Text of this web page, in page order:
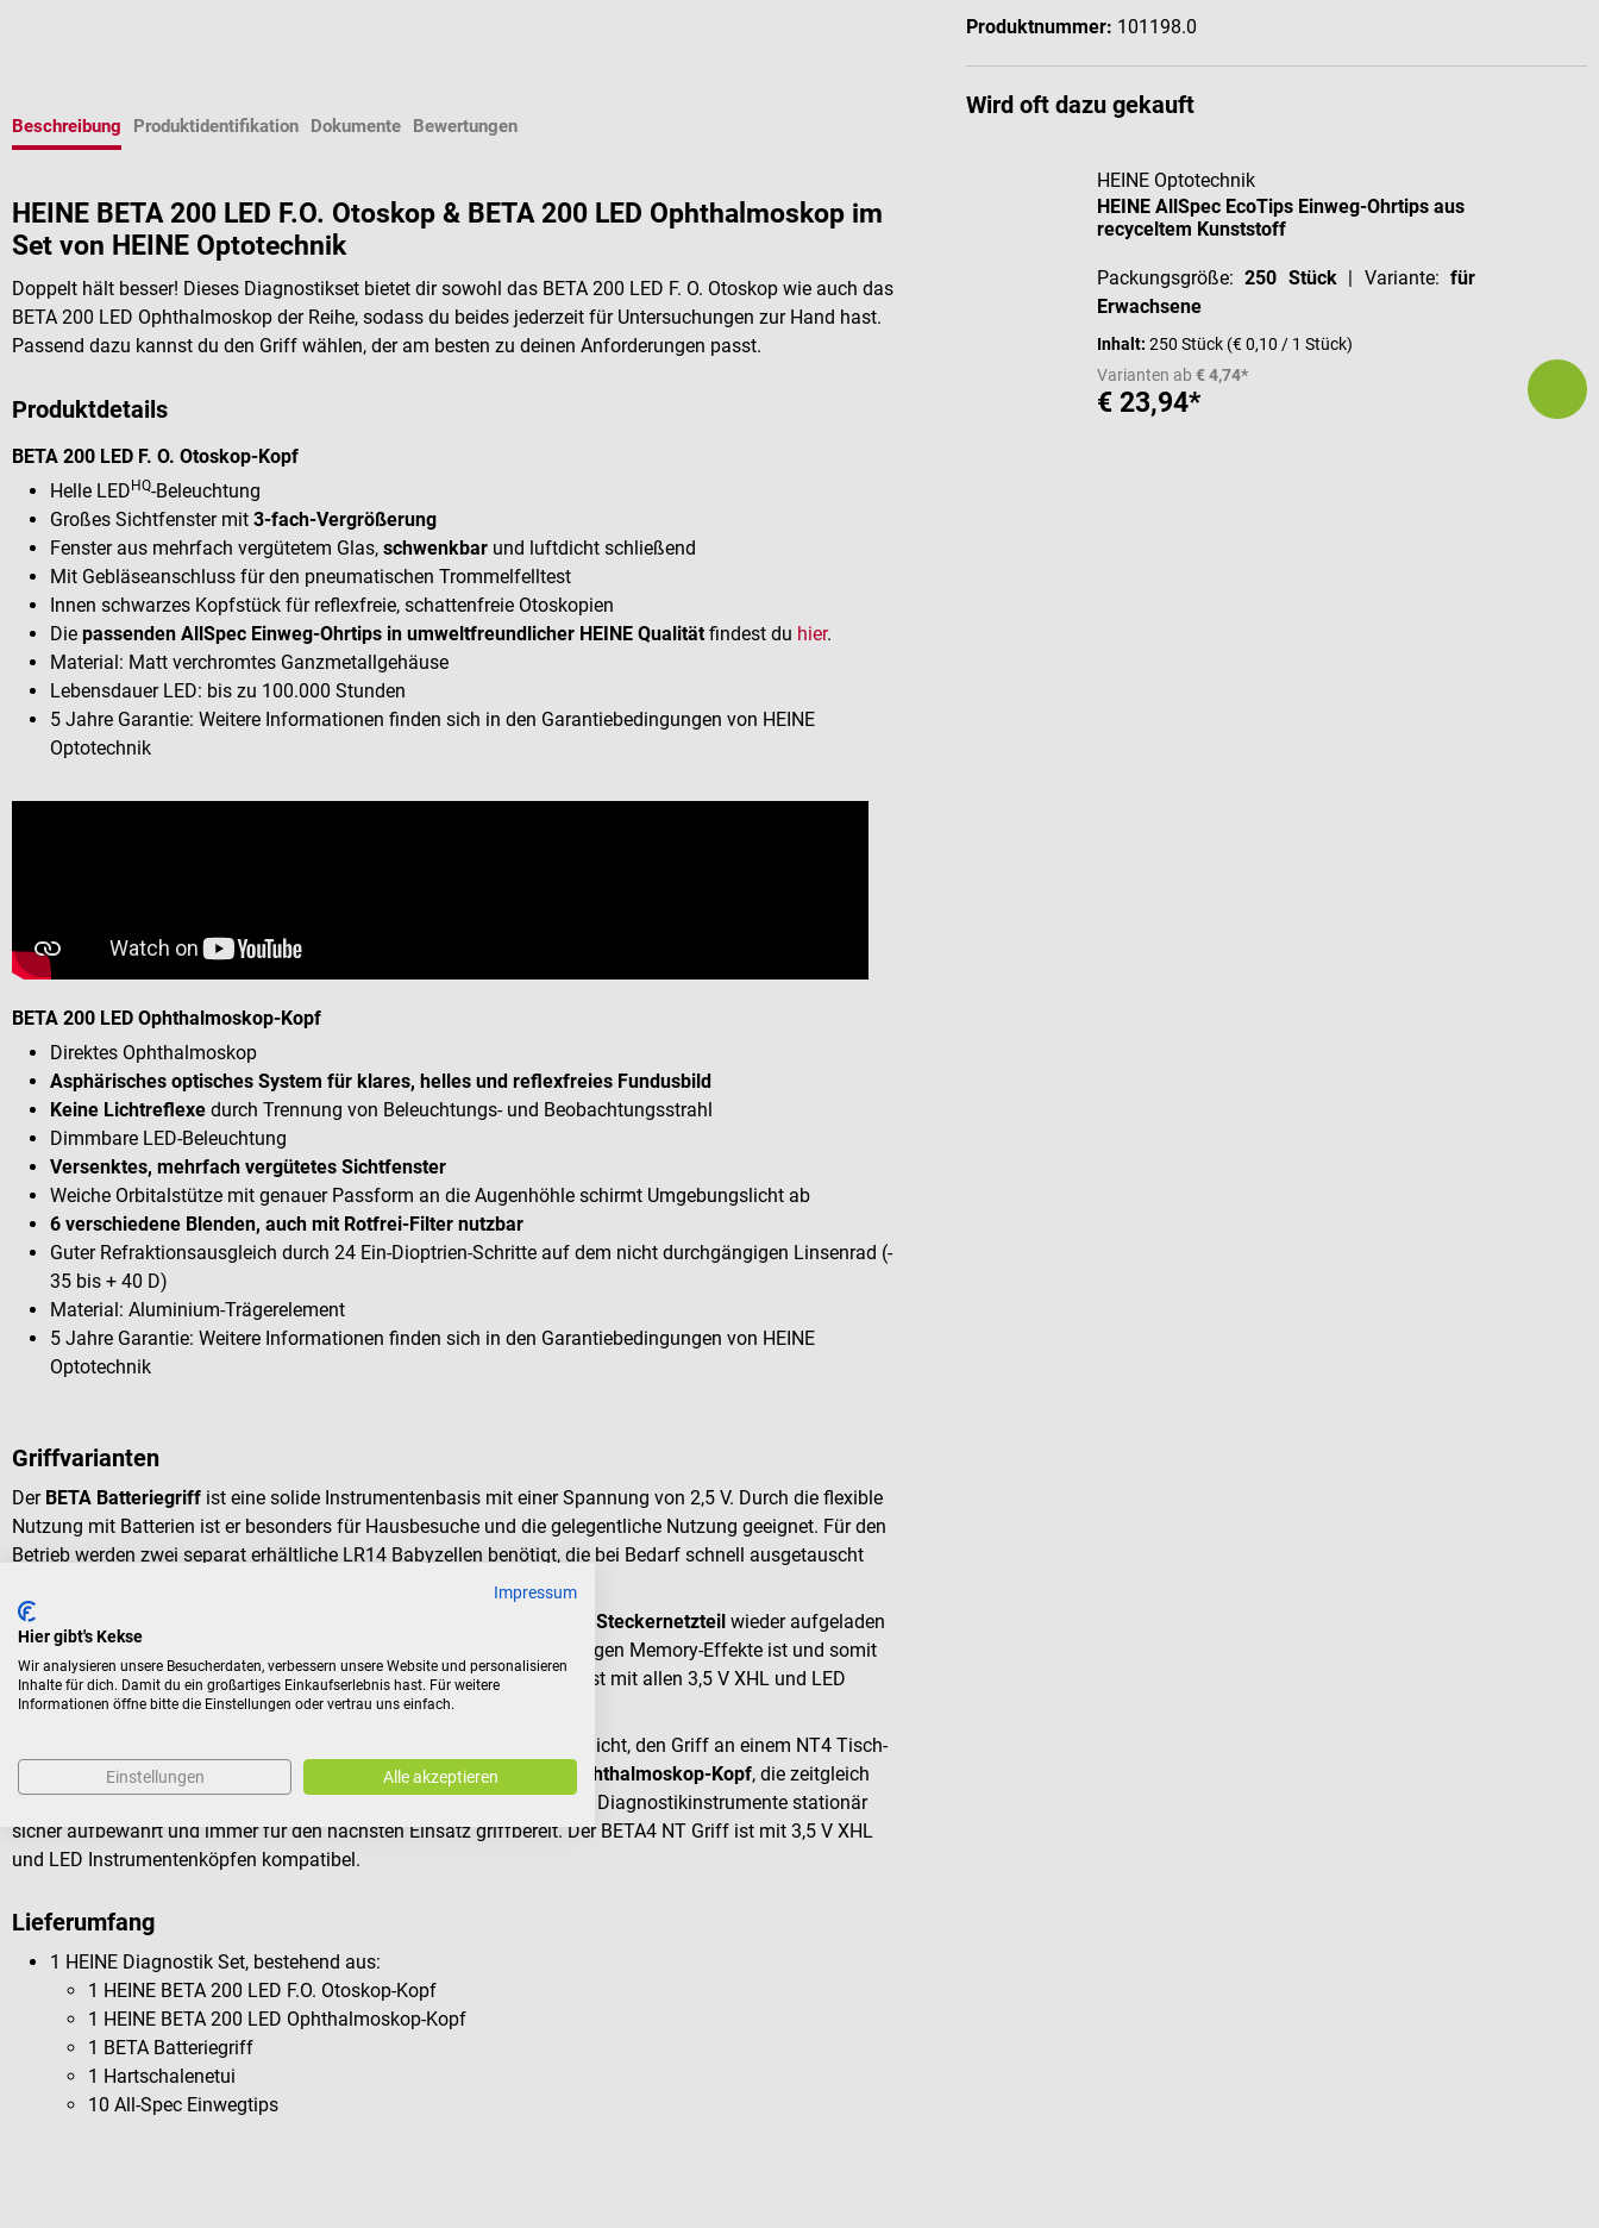
Produktnummer: 101198.0
Wird oft dazu gekauft
HEINE Optotechnik
HEINE AllSpec EcoTips Einweg-Ohrtips aus
recyceltem Kunststoff
Packungsgröße:250 Stück | Variante:für
Erwachsene
Inhalt:250 Stück (€ 0,10 / 1 Stück)
Varianten ab € 4,74*
€ 23,94*
Beschreibung Produktidentifikation Dokumente Bewertungen
HEINE BETA 200 LED F.O. Otoskop & BETA 200 LED Ophthalmoskop im
Set von HEINE Optotechnik
Doppelt hält besser! Dieses Diagnostikset bietet dir sowohl das BETA 200 LED F. O. Otoskop wie auch das
BETA 200 LED Ophthalmoskop der Reihe, sodass du beides jederzeit für Untersuchungen zur Hand hast.
Passend dazu kannst du den Griff wählen, der am besten zu deinen Anforderungen passt.
Produktdetails
BETA 200 LED F. O. Otoskop-Kopf
Helle LEDHQ-Beleuchtung
Großes Sichtfenster mit 3-fach-Vergrößerung
Fenster aus mehrfach vergütetem Glas, schwenkbar und luftdicht schließend
Mit Gebläseanschluss für den pneumatischen Trommelfelltest
Innen schwarzes Kopfstück für reflexfreie, schattenfreie Otoskopien
Die passenden AllSpec Einweg-Ohrtips in umweltfreundlicher HEINE Qualität findest du hier.
Material: Matt verchromtes Ganzmetallgehäuse
Lebensdauer LED: bis zu 100.000 Stunden
5 Jahre Garantie: Weitere Informationen finden sich in den Garantiebedingungen von HEINE
Optotechnik
BETA 200 LED Ophthalmoskop-Kopf
Direktes Ophthalmoskop
Asphärisches optisches System für klares, helles und reflexfreies Fundusbild
Keine Lichtreflexe durch Trennung von Beleuchtungs- und Beobachtungsstrahl
Dimmbare LED-Beleuchtung
Versenktes, mehrfach vergütetes Sichtfenster
Weiche Orbitalstütze mit genauer Passform an die Augenhöhle schirmt Umgebungslicht ab
6 verschiedene Blenden, auch mit Rotfrei-Filter nutzbar
Guter Refraktionsausgleich durch 24 Ein-Dioptrien-Schritte auf dem nicht durchgängigen Linsenrad (-
35 bis + 40 D)
Material: Aluminium-Trägerelement
5 Jahre Garantie: Weitere Informationen finden sich in den Garantiebedingungen von HEINE
Optotechnik
Griffvarianten
Der BETA Batteriegriff ist eine solide Instrumentenbasis mit einer Spannung von 2,5 V. Durch die flexible
Nutzung mit Batterien ist er besonders für Hausbesuche und die gelegentliche Nutzung geeignet. Für den
Betrieb werden zwei separat erhältliche LR14 Babyzellen benötigt, die bei Bedarf schnell ausgetauscht
Der
USB-Kabel und Steckernetzteil wieder aufgeladen
werden. Der Griff verfügt über eine Li-Ion Ladebatterie, die resistent gegen Memory-Effekte ist und somit
eine lange Zeit wiederverwendet werden kann. Der Instrumentengriff ist mit allen 3,5 V XHL und LED
Instrumentenköpfen von HEINE kompatibel.
verfügt über eine Bodeneinheit, die es ermöglicht, den Griff an einem NT4 Tisch-
Ladegerät wieder aufzuladen. Im Set erhältst du1 Otoskop- und 1 Ophthalmoskop-Kopf, die zeitgleich
ammitgelieferten Ladegerätaufgeladen werden können. So sind die Diagnostikinstrumente stationär
sicher aufbewahrt und immer für den nächsten Einsatz griffbereit. Der BETA4 NT Griff ist mit 3,5 V XHL
und LED Instrumentenköpfen kompatibel.
Lieferumfang
1 HEINE Diagnostik Set, bestehend aus:
1 HEINE BETA 200 LED F.O. Otoskop-Kopf
1 HEINE BETA 200 LED Ophthalmoskop-Kopf
1 BETA Batteriegriff
1 Hartschalenetui
10 All-Spec Einwegtips
Impressum
Hier gibt's Kekse
Wir analysieren unsere Besucherdaten, verbessern unsere Website und personalisieren
Inhalte für dich. Damit du ein großartiges Einkaufserlebnis hast. Für weitere
Informationen öffne bitte die Einstellungen oder vertrau uns einfach.
Einstellungen Alle akzeptieren